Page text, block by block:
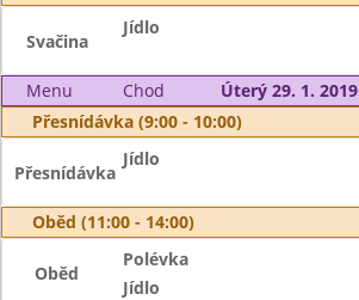
Svačina
Jídlo
Menu Chod
Úterý 29. 1. 2019
Přesnídávka (9:00 - 10:00)
Přesnídávka
Jídlo
Oběd (11:00 - 14:00)
Oběd
Polévka
Jídlo